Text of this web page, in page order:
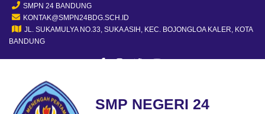
SMPN 24 BANDUNG
KONTAK@SMPN24BDG.SCH.ID
JL. SUKAMULYA NO.33, SUKA ASIH, KEC. BOJONGLOA KALER, KOTA
BANDUNG
SMP NEGERI 24